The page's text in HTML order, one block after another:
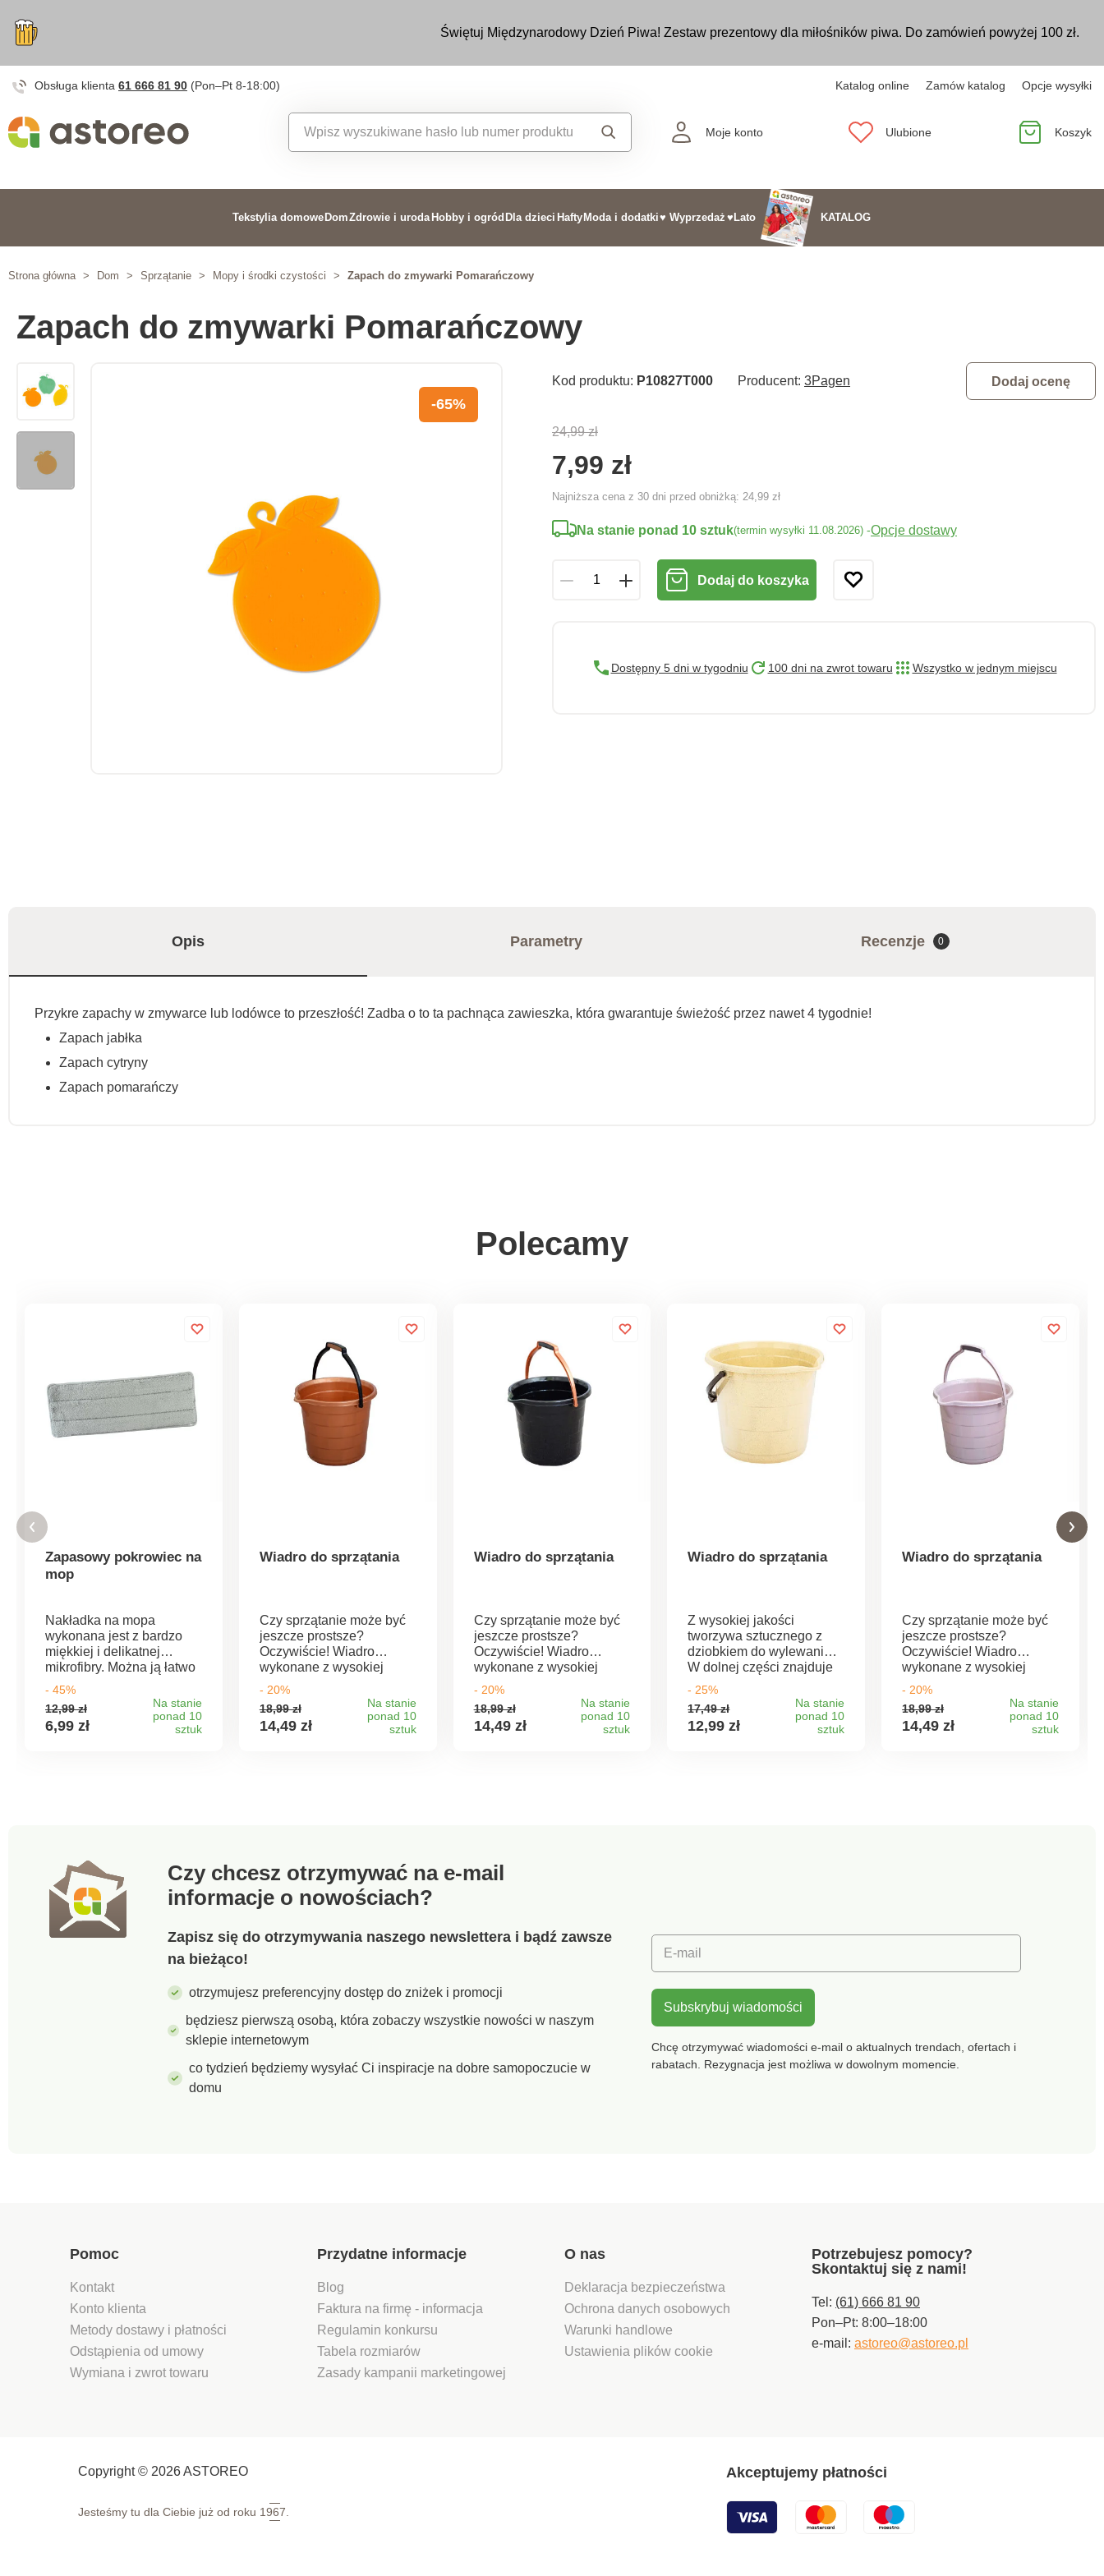
Świętuj Międzynarodowy Dzień Piwa! Zestaw prezentowy dla miłośników piwa. Do zamówień powyżej 100 zł.
Obsługa klienta 61 666 81 90 (Pon–Pt 8-18:00) Katalog online Zamów katalog Opcje wysyłki
Moje konto Ulubione Koszyk
Tekstylia domowe DomZdrowie i uroda Hobby i ogród Dla dzieci Hafty Moda i dodatki♥ Wyprzedaż ♥Lato KATALOG
Strona główna > Dom > Sprzątanie > Mopy i środki czystości > Zapach do zmywarki Pomarańczowy
Zapach do zmywarki Pomarańczowy
-65%
Kod produktu: P10827T000 Producent: 3Pagen Dodaj ocenę
24,99 zł
7,99 zł
Najniższa cena z 30 dni przed obniżką: 24,99 zł
Na stanie ponad 10 sztuk(termin wysyłki 11.08.2026) -Opcje dostawy
Dodaj do koszyka
Dostępny 5 dni w tygodniu 100 dni na zwrot towaru Wszystko w jednym miejscu
Opis Parametry Recenzje 0
Przykre zapachy w zmywarce lub lodówce to przeszłość! Zadba o to ta pachnąca zawieszka, która gwarantuje świeżość przez nawet 4 tygodnie!
Zapach jabłka
Zapach cytryny
Zapach pomarańczy
Polecamy
Zapasowy pokrowiec na
mop
Nakładka na mopa
wykonana jest z bardzo
miękkiej i delikatnej
mikrofibry. Można ją łatwo
zakładać, zdejmować i
prać. Mocowana do mopa
za pomocą rzepów
Delikatny i bardzo łagodny
- 45%
12,99 zł
6,99 zł
Na stanie
ponad 10
sztuk
Wiadro do sprzątania
Czy sprzątanie może być
jeszcze prostsze?
Oczywiście! Wiadro
wykonane z wysokiej
jakości elastycznego
tworzywa sztucznego z
dziubkiem do wylewania
ułatwi sprzątanie. W
- 20%
18,99 zł
14,49 zł
Na stanie
ponad 10
sztuk
Wiadro do sprzątania
Czy sprzątanie może być
jeszcze prostsze?
Oczywiście! Wiadro
wykonane z wysokiej
jakości elastycznego
tworzywa sztucznego z
dziubkiem do wylewania
ułatwi sprzątanie. W
- 20%
18,99 zł
14,49 zł
Na stanie
ponad 10
sztuk
Wiadro do sprzątania
Z wysokiej jakości
tworzywa sztucznego z
dziobkiem do wylewania.
W dolnej części znajduje
się rączka, która idealnie
sprawdzi się szczególnie
przy wylewaniu zawartości
wiadra. Z wytrzymałego i
- 25%
17,49 zł
12,99 zł
Na stanie
ponad 10
sztuk
Wiadro do sprzątania
Czy sprzątanie może być
jeszcze prostsze?
Oczywiście! Wiadro
wykonane z wysokiej
jakości elastycznego
tworzywa sztucznego z
dziubkiem do wylewania
ułatwi sprzątanie. W
- 20%
18,99 zł
14,49 zł
Na stanie
ponad 10
sztuk
Czy chcesz otrzymywać na e-mail
informacje o nowościach?
Zapisz się do otrzymywania naszego newslettera i bądź zawsze
na bieżąco!
otrzymujesz preferencyjny dostęp do zniżek i promocji
będziesz pierwszą osobą, która zobaczy wszystkie nowości w naszym
sklepie internetowym
co tydzień będziemy wysyłać Ci inspiracje na dobre samopoczucie w
domu
E-mail
Subskrybuj wiadomości
Chcę otrzymywać wiadomości e-mail o aktualnych trendach, ofertach i
rabatach. Rezygnacja jest możliwa w dowolnym momencie.
Pomoc
Kontakt
Konto klienta
Metody dostawy i płatności
Odstąpienia od umowy
Wymiana i zwrot towaru
Przydatne informacje
Blog
Faktura na firmę - informacja
Regulamin konkursu
Tabela rozmiarów
Zasady kampanii marketingowej
O nas
Deklaracja bezpieczeństwa
Ochrona danych osobowych
Warunki handlowe
Ustawienia plików cookie
Potrzebujesz pomocy?
Skontaktuj się z nami!
Tel: (61) 666 81 90
Pon–Pt: 8:00–18:00
e-mail: astoreo@astoreo.pl
Copyright © 2026 ASTOREO
Jesteśmy tu dla Ciebie już od roku 1967.
Akceptujemy płatności